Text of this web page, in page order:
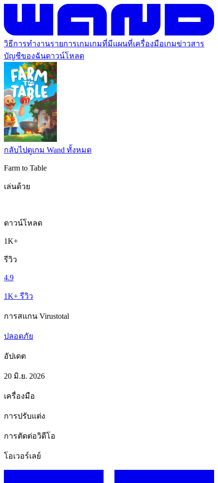
วิธีการทำงานรายการเกมเกมที่มีแผนที่เครื่องมือเกมข่าวสาร
บัญชีของฉันดาวน์โหลด
กลับไปดูเกม Wand ทั้งหมด
Farm to Table
เล่นด้วย
ดาวน์โหลด
1K+
รีวิว
4.9
1K+ รีวิว
การสแกน Virustotal
ปลอดภัย
อัปเดต
20 มิ.ย. 2026
เครื่องมือ
การปรับแต่ง
การตัดต่อวิดีโอ
โอเวอร์เลย์